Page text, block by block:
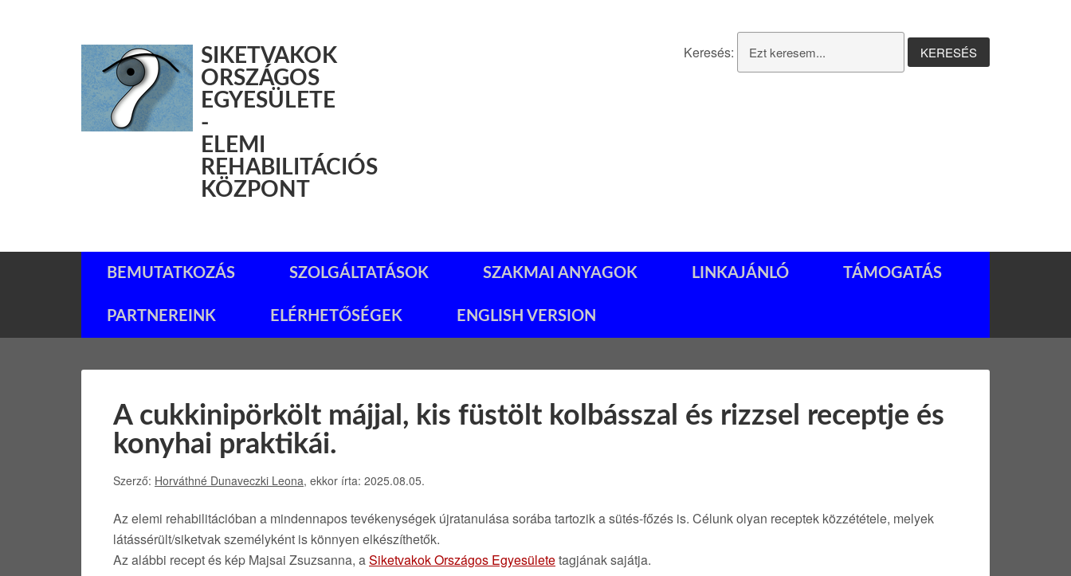
SIKETVAKOK
ORSZÁGOS
EGYESÜLETE
-
ELEMI
REHABILITÁCIÓS
KÖZPONT
Keresés:
BEMUTATKOZÁS SZOLGÁLTATÁSOK SZAKMAI ANYAGOK LINKAJÁNLÓ TÁMOGATÁS
PARTNEREINK ELÉRHETŐSÉGEK ENGLISH VERSION
A cukkinipörkölt májjal, kis füstölt kolbásszal és rizzsel receptje és
konyhai praktikái.
Szerző: Horváthné Dunaveczki Leona, ekkor írta: 2025.08.05.
Az elemi rehabilitációban a mindennapos tevékenységek újratanulása sorába tartozik a sütés-főzés is. Célunk olyan receptek közzététele, melyek
látássérült/siketvak személyként is könnyen elkészíthetők.
Az alábbi recept és kép Majsai Zsuzsanna, aSiketvakok Országos Egyesületetagjának sajátja.